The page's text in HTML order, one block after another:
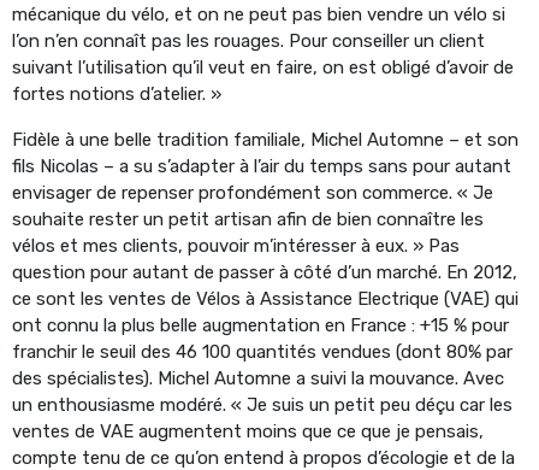
mécanique du vélo, et on ne peut pas bien vendre un vélo si
l’on n’en connaît pas les rouages. Pour conseiller un client
suivant l’utilisation qu’il veut en faire, on est obligé d’avoir de
fortes notions d’atelier. »
Fidèle à une belle tradition familiale, Michel Automne – et son
fils Nicolas – a su s’adapter à l’air du temps sans pour autant
envisager de repenser profondément son commerce. « Je
souhaite rester un petit artisan afin de bien connaître les
vélos et mes clients, pouvoir m’intéresser à eux. » Pas
question pour autant de passer à côté d’un marché. En 2012,
ce sont les ventes de Vélos à Assistance Electrique (VAE) qui
ont connu la plus belle augmentation en France : +15 % pour
franchir le seuil des 46 100 quantités vendues (dont 80% par
des spécialistes). Michel Automne a suivi la mouvance. Avec
un enthousiasme modéré. « Je suis un petit peu déçu car les
ventes de VAE augmentent moins que ce que je pensais,
compte tenu de ce qu’on entend à propos d’écologie et de la